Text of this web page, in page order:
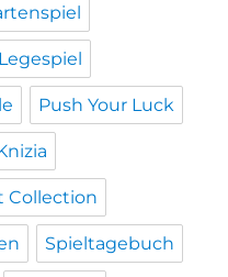
Legespiel
Push Your Luck
Collection
Spieltagebuch